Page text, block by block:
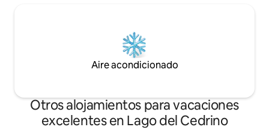
Aire acondicionado
Otros alojamientos para vacaciones
excelentes en Lago del Cedrino